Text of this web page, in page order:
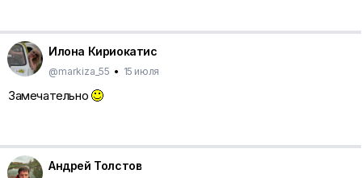
Илона Кириокатис
@markiza_55 • 15 июля
Замечательно
Андрей Толстов